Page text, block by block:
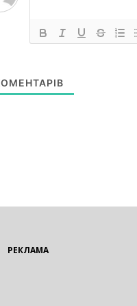
РЕКЛАМА